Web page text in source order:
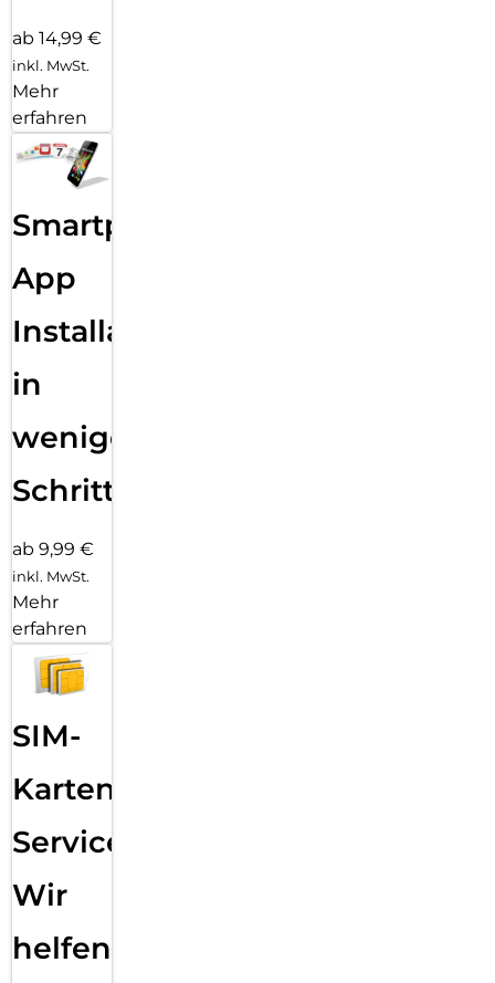
ab 14,99 €
inkl. MwSt.
Mehr
erfahren
Smartphone
App
Installation
in
wenigen
Schritten
ab 9,99 €
inkl. MwSt.
Mehr
erfahren
SIM-
Karten
Service:
Wir
helfen